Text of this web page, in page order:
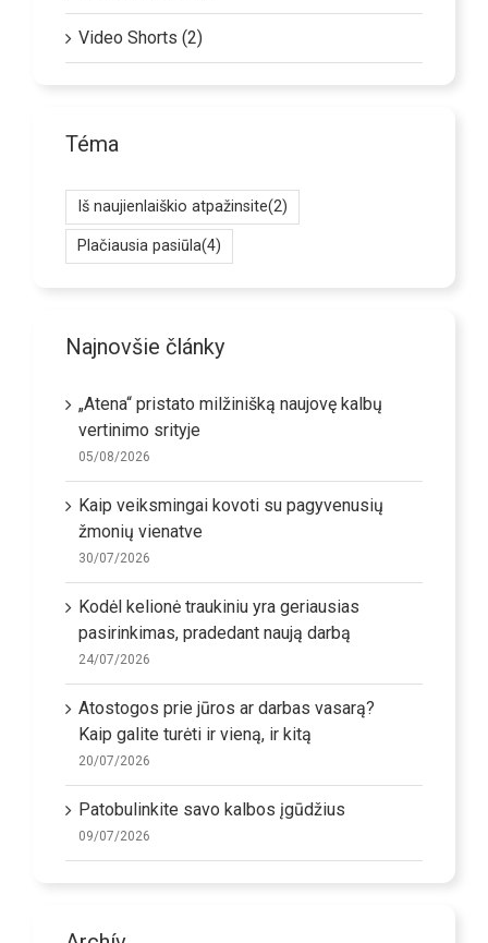
Video Shorts (2)
Téma
Iš naujienlaiškio atpažinsite(2)
Plačiausia pasiūla(4)
Najnovšie články
„Atena“ pristato milžinišką naujovę kalbų
vertinimo srityje
05/08/2026
Kaip veiksmingai kovoti su pagyvenusių
žmonių vienatve
30/07/2026
Kodėl kelionė traukiniu yra geriausias
pasirinkimas, pradedant naują darbą
24/07/2026
Atostogos prie jūros ar darbas vasarą?
Kaip galite turėti ir vieną, ir kitą
20/07/2026
Patobulinkite savo kalbos įgūdžius
09/07/2026